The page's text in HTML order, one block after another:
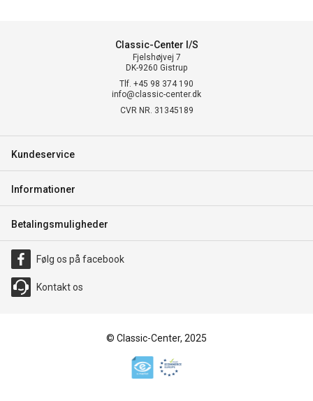
Classic-Center I/S
Fjelshøjvej 7
DK-9260 Gistrup
Tlf. +45 98 374 190
info@classic-center.dk
CVR NR. 31345189
Kundeservice
Informationer
Betalingsmuligheder
Følg os på facebook
Kontakt os
© Classic-Center, 2025